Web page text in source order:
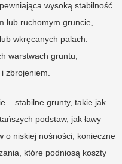
wysoką stabilność.
lub ruchomym gruncie,
wkręcanych palach.
warstwach gruntu,
zbrojeniem.
– stabilne grunty, takie jak
podstaw, jak ławy
o niskiej nośności, konieczne
które podniosą koszty